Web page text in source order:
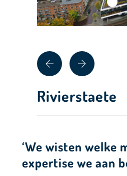
Rivierstaete
‘We wisten welke
expertise we aan